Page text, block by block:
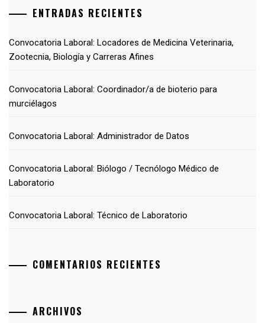
ENTRADAS RECIENTES
Convocatoria Laboral: Locadores de Medicina Veterinaria,
Zootecnia, Biología y Carreras Afines
Convocatoria Laboral: Coordinador/a de bioterio para
murciélagos
Convocatoria Laboral: Administrador de Datos
Convocatoria Laboral: Biólogo / Tecnólogo Médico de
Laboratorio
Convocatoria Laboral: Técnico de Laboratorio
COMENTARIOS RECIENTES
ARCHIVOS